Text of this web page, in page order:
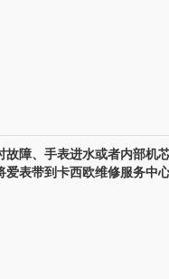
障、手表进水或者内部机
爱表带到卡西欧维修服务中